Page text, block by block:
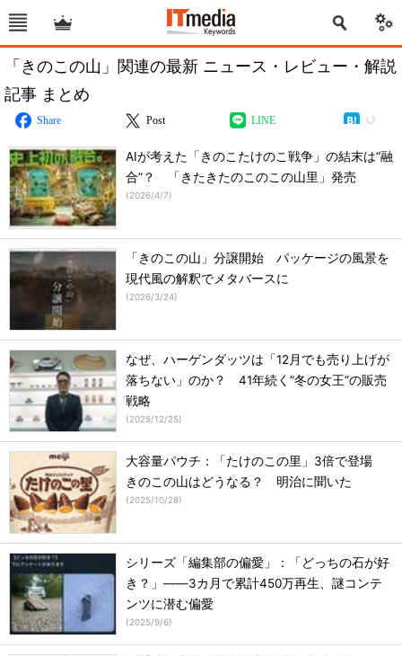
「きのこの山」関連の最新 ニュース・レビュー・解説
記事 まとめ
Share Post LINE
AIが考えた「きのこたけのこ戦争」の結末は“融
合”？ 「きたきたのこのこの山里」発売
(2026/4/7)
「きのこの山」分譲開始 パッケージの風景を
現代風の解釈でメタバースに
(2026/3/24)
なぜ、ハーゲンダッツは「12月でも売り上げが
落ちない」のか？ 41年続く”冬の女王”の販売
戦略
(2025/12/25)
大容量パウチ：「たけのこの里」3倍で登場
きのこの山はどうなる？ 明治に聞いた
(2025/10/28)
シリーズ「編集部の偏愛」：「どっちの石が好
き？」――3カ月で累計450万再生、謎コンテ
ンツに潜む偏愛
(2025/9/6)